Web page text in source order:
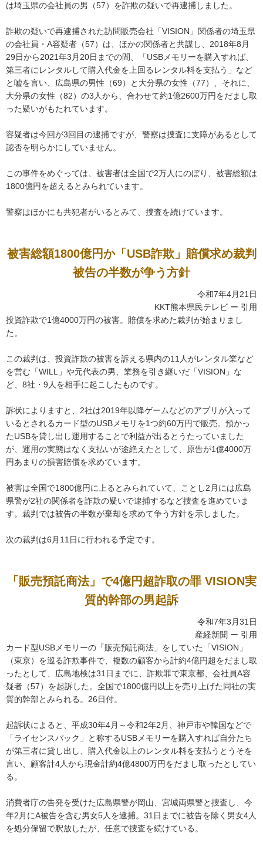
は埼玉県の会社員の男（57）を詐欺の疑いで再逮捕しました。
詐欺の疑いで再逮捕された訪問販売会社「VISION」関係者の埼玉県
の会社員・A容疑者（57）は、ほかの関係者と共謀し、2018年8月
29日から2021年3月20日までの間、「USBメモリーを購入すれば、
第三者にレンタルして購入代金を上回るレンタル料を支払う」など
と嘘を言い、広島県の男性（69）と大分県の女性（77）、それに、
大分県の女性（82）の3人から、合わせて約1億2600万円をだまし取
った疑いがもたれています。
容疑者は今回が3回目の逮捕ですが、警察は捜査に支障があるとして
認否を明らかにしていません。
この事件をめぐっては、被害者は全国で2万人にのぼり、被害総額は
1800億円を超えるとみられています。
警察はほかにも共犯者がいるとみて、捜査を続けています。
被害総額1800億円か「USB詐欺」賠償求め裁判
被告の半数が争う方針
令和7年4月21日
KKT熊本県民テレビ ー 引用
投資詐欺で1億4000万円の被害。賠償を求めた裁判が始まりまし
た。
この裁判は、投資詐欺の被害を訴える県内の11人がレンタル業など
を営む「WILL」や元代表の男、業務を引き継いだ「VISION」な
ど、8社・9人を相手に起こしたものです。
訴状によりますと、2社は2019年以降ゲームなどのアプリが入って
いるとされるカード型のUSBメモリを1つ約60万円で販売。預かっ
たUSBを貸し出し運用することで利益が出るとうたっていました
が、運用の実態はなく支払いが途絶えたとして、原告が1億4000万
円あまりの損害賠償を求めています。
被害は全国で1800億円に上るとみられていて、ことし2月には広島
県警が2社の関係者を詐欺の疑いで逮捕するなど捜査を進めていま
す。裁判では被告の半数が棄却を求めて争う方針を示しました。
次の裁判は6月11日に行われる予定です。
「販売預託商法」で4億円超詐取の罪 VISION実
質的幹部の男起訴
令和7年3月31日
産経新聞 ー 引用
カード型USBメモリーの「販売預託商法」をしていた「VISION」
（東京）を巡る詐欺事件で、複数の顧客から計約4億円超をだまし取
ったとして、広島地検は31日までに、詐欺罪で東京都、会社員A容
疑者（57）を起訴した。全国で1800億円以上を売り上げた同社の実
質的幹部とみられる。26日付。
起訴状によると、平成30年4月～令和2年2月、神戸市や韓国などで
「ライセンスパック」と称するUSBメモリーを購入すれば自分たち
が第三者に貸し出し、購入代金以上のレンタル料を支払うとうそを
言い、顧客計4人から現金計約4億4800万円をだまし取ったとしてい
る。
消費者庁の告発を受けた広島県警が岡山、宮城両県警と捜査し、今
年2月にA被告を含む男女5人を逮捕。31日までに被告を除く男女4人
を処分保留で釈放したが、任意で捜査を続けている。